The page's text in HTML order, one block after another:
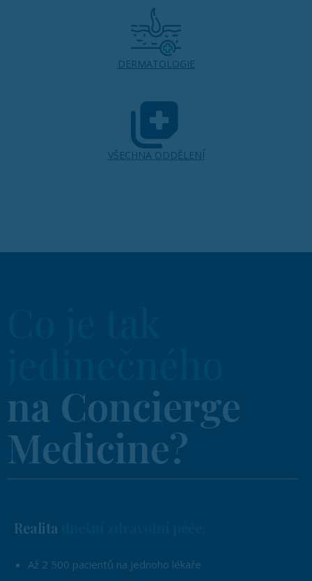
DERMATOLOGIE
VŠECHNA ODDĚLENÍ
na Concierge
Medicine?
Realita
Až 2 500 pacientů na jednoho lékaře